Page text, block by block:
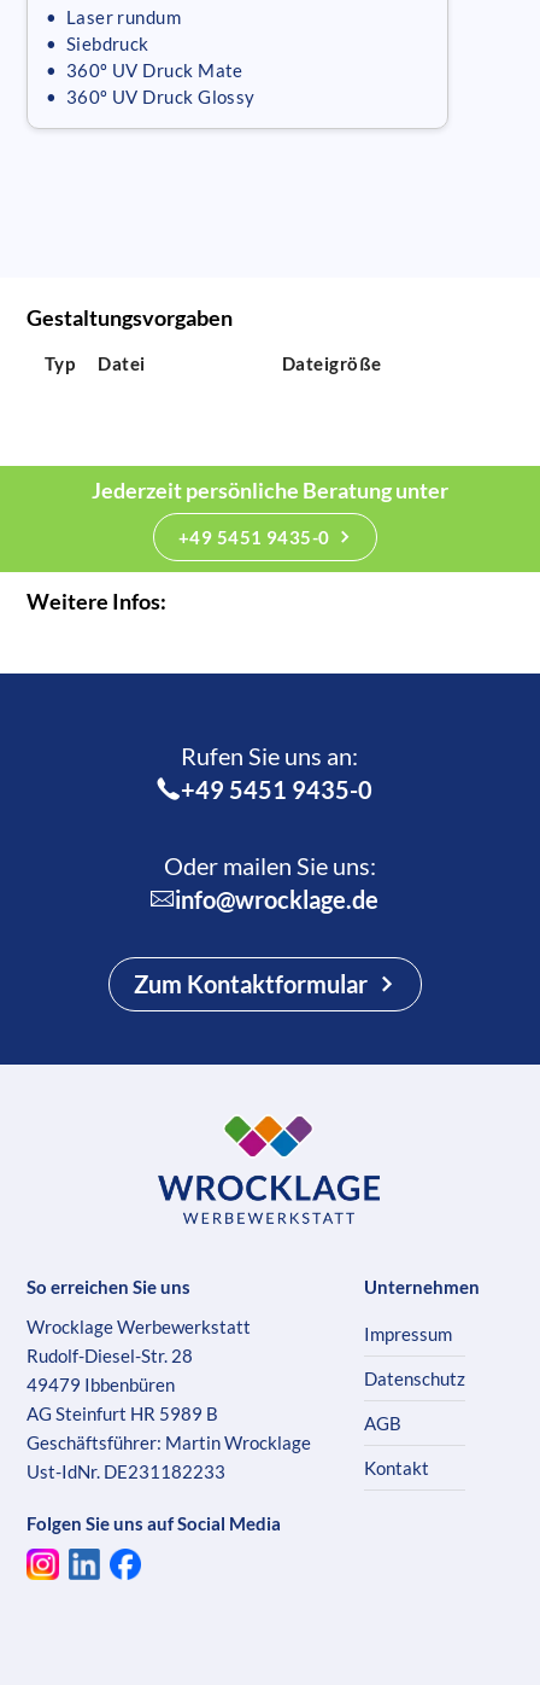
• Laser rundum
• Siebdruck
• 360º UV Druck Mate
• 360º UV Druck Glossy
Gestaltungsvorgaben
Typ Datei Dateigröße
Jederzeit persönliche Beratung unter
+49 5451 9435-0
Weitere Infos:
Rufen Sie uns an:­
+49 5451 9435-0
Oder mailen Sie uns:
info@wrocklage.de
Zum Kontaktformular
So erreichen Sie uns
Wrocklage Werbewerkstatt
Rudolf-Diesel-Str. 28
49479 Ibbenbüren
AG Steinfurt HR 5989 B
Geschäftsführer: Martin Wrocklage
Ust-IdNr. DE231182233
Folgen Sie uns auf Social Media
Unternehmen
Impressum
Datenschutz
AGB
Kontakt